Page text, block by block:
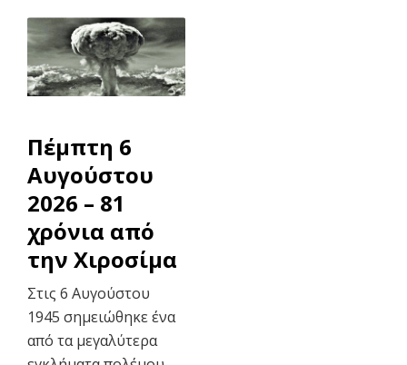
Πέμπτη 6
Αυγούστου
2026 – 81
χρόνια από
την Χιροσίμα
Στις 6 Αυγούστου
1945 σημειώθηκε ένα
από τα μεγαλύτερα